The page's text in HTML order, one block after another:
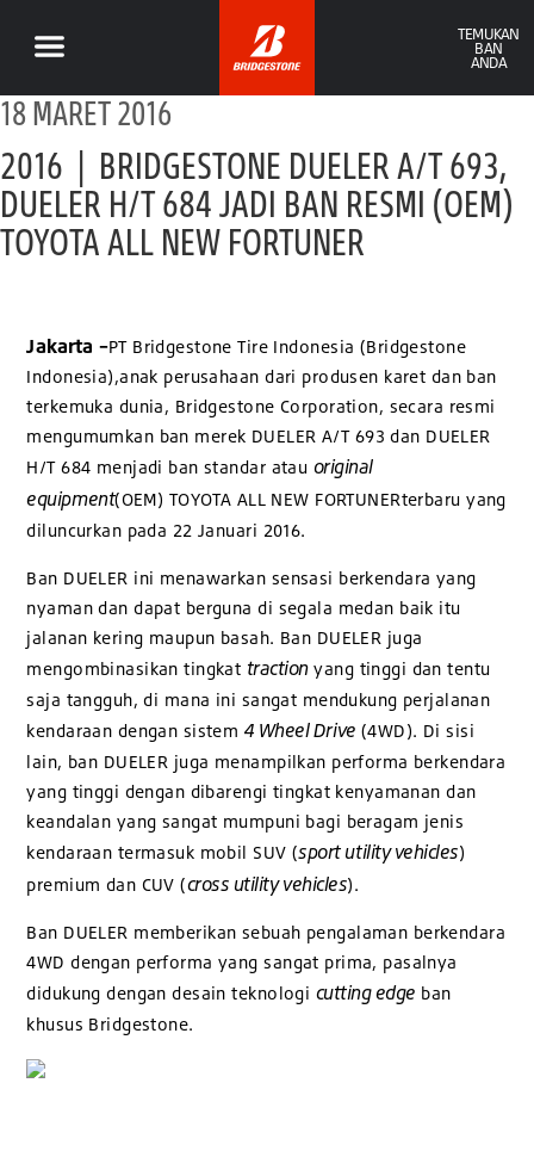
TEMUKAN
BAN
ANDA
18 MARET 2016
2016 | BRIDGESTONE DUELER A/T 693,
DUELER H/T 684 JADI BAN RESMI (OEM)
TOYOTA ALL NEW FORTUNER
Jakarta –PT Bridgestone Tire Indonesia (Bridgestone
Indonesia),anak perusahaan dari produsen karet dan ban
terkemuka dunia, Bridgestone Corporation, secara resmi
mengumumkan ban merek DUELER A/T 693 dan DUELER
H/T 684 menjadi ban standar atau original
equipment(OEM) TOYOTA ALL NEW FORTUNERterbaru yang
diluncurkan pada 22 Januari 2016.
Ban DUELER ini menawarkan sensasi berkendara yang
nyaman dan dapat berguna di segala medan baik itu
jalanan kering maupun basah. Ban DUELER juga
mengombinasikan tingkat tractionyang tinggi dan tentu
saja tangguh, di mana ini sangat mendukung perjalanan
kendaraan dengan sistem 4 Wheel Drive (4WD). Di sisi
lain, ban DUELER juga menampilkan performa berkendara
yang tinggi dengan dibarengi tingkat kenyamanan dan
keandalan yang sangat mumpuni bagi beragam jenis
kendaraan termasuk mobil SUV (sport utility vehicles)
premium dan CUV (cross utility vehicles).
Ban DUELER memberikan sebuah pengalaman berkendara
4WD dengan performa yang sangat prima, pasalnya
didukung dengan desain teknologi cutting edge ban
khusus Bridgestone.